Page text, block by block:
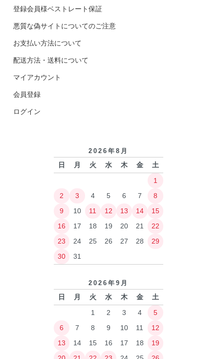
登録会員様ベストレート保証
悪質な偽サイトについてのご注意
お支払い方法について
配送方法・送料について
マイアカウント
会員登録
ログイン
2026年8月
日 月 火 水 木 金
土
1
2
3 4 5 6 7
8
9
10 11 12 13 14
15
16
17 18 19 20 21
22
23
24 25 26 27 28
29
30
31
2026年9月
日 月 火 水 木 金
土
1
2 3 4
5
6
7 8 9 10 11
12
13
14 15 16 17 18
19